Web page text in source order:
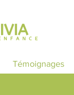
Témoignages